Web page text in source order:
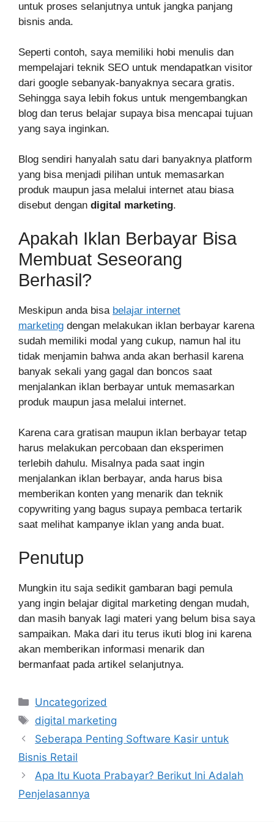
untuk proses selanjutnya untuk jangka panjang
bisnis anda.
Seperti contoh, saya memiliki hobi menulis dan
mempelajari teknik SEO untuk mendapatkan visitor
dari google sebanyak-banyaknya secara gratis.
Sehingga saya lebih fokus untuk mengembangkan
blog dan terus belajar supaya bisa mencapai tujuan
yang saya inginkan.
Blog sendiri hanyalah satu dari banyaknya platform
yang bisa menjadi pilihan untuk memasarkan
produk maupun jasa melalui internet atau biasa
disebut dengan digital marketing.
Apakah Iklan Berbayar Bisa
Membuat Seseorang
Berhasil?
Meskipun anda bisa belajar internet
marketing dengan melakukan iklan berbayar karena
sudah memiliki modal yang cukup, namun hal itu
tidak menjamin bahwa anda akan berhasil karena
banyak sekali yang gagal dan boncos saat
menjalankan iklan berbayar untuk memasarkan
produk maupun jasa melalui internet.
Karena cara gratisan maupun iklan berbayar tetap
harus melakukan percobaan dan eksperimen
terlebih dahulu. Misalnya pada saat ingin
menjalankan iklan berbayar, anda harus bisa
memberikan konten yang menarik dan teknik
copywriting yang bagus supaya pembaca tertarik
saat melihat kampanye iklan yang anda buat.
Penutup
Mungkin itu saja sedikit gambaran bagi pemula
yang ingin belajar digital marketing dengan mudah,
dan masih banyak lagi materi yang belum bisa saya
sampaikan. Maka dari itu terus ikuti blog ini karena
akan memberikan informasi menarik dan
bermanfaat pada artikel selanjutnya.
Categories
Uncategorized
Tags
digital marketing
Seberapa Penting Software Kasir untuk
Bisnis Retail
Apa Itu Kuota Prabayar? Berikut Ini Adalah
Penjelasannya